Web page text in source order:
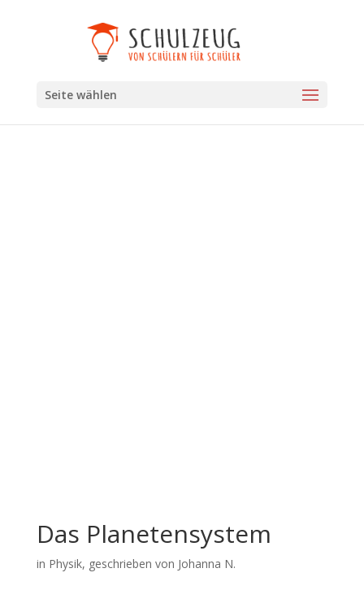
Seite wählen
Das Planetensystem
in Physik, geschrieben von Johanna N.